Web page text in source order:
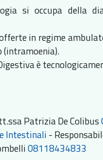
si occupa della
in regime
(intramoenia).
è
Patrizia De Colibus
Intestinali -
08118434833